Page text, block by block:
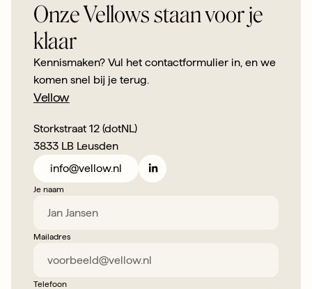
Onze Vellows staan voor je
klaar
Kennismaken? Vul het contactformulier in, en we
komen snel bij je terug.
Vellow
Storkstraat 12 (dotNL)
3833 LB Leusden
info@vellow.nl
Je naam
Mailadres
Telefoon